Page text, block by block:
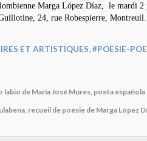
Marga López Díaz, le mardi 2
24, rue Robespierre, Montreuil.
ET ARTISTIQUES,#POESIE-
labio de María José Mures, poeta española
recueil de poésie de Marga López